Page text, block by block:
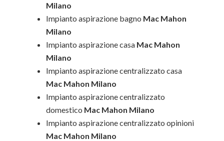
Milano
Impianto aspirazione bagno Mac Mahon
Milano
Impianto aspirazione casa Mac Mahon
Milano
Impianto aspirazione centralizzato casa
Mac Mahon Milano
Impianto aspirazione centralizzato
domestico Mac Mahon Milano
Impianto aspirazione centralizzato opinioni
Mac Mahon Milano